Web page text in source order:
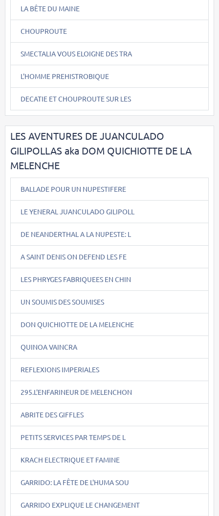
LA BÊTE DU MAINE
CHOUPROUTE
SMECTALIA VOUS ELOIGNE DES TRA
L'HOMME PREHISTROBIQUE
DECATIE ET CHOUPROUTE SUR LES
LES AVENTURES DE JUANCULADO
GILIPOLLAS aka DOM QUICHIOTTE DE LA
MELENCHE
BALLADE POUR UN NUPESTIFERE
LE YENERAL JUANCULADO GILIPOLL
DE NEANDERTHAL A LA NUPESTE: L
A SAINT DENIS ON DEFEND LES FE
LES PHRYGES FABRIQUEES EN CHIN
UN SOUMIS DES SOUMISES
DON QUICHIOTTE DE LA MELENCHE
QUINOA VAINCRA
REFLEXIONS IMPERIALES
295.L'ENFARINEUR DE MELENCHON
ABRITE DES GIFFLES
PETITS SERVICES PAR TEMPS DE L
KRACH ELECTRIQUE ET FAMINE
GARRIDO: LA FÊTE DE L'HUMA SOU
GARRIDO EXPLIQUE LE CHANGEMENT